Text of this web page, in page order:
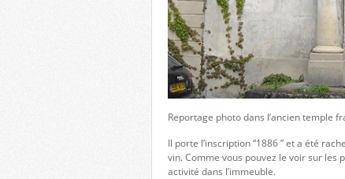
Reportage photo dans l’ancien temple
Il porte l’inscription “1886 ” et a été
vin. Comme vous pouvez le voir sur les
activité dans l’immeuble.